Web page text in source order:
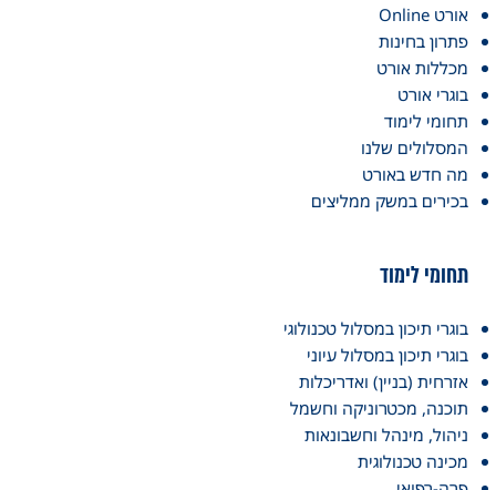
אורט Online
פתרון בחינות
מכללות אורט
בוגרי אורט
תחומי לימוד
המסלולים שלנו
מה חדש באורט
בכירים במשק ממליצים
תחומי לימוד
בוגרי תיכון במסלול טכנולוגי
בוגרי תיכון במסלול עיוני
אזרחית (בניין) ואדריכלות
תוכנה, מכטרוניקה וחשמל
ניהול, מינהל וחשבונאות
מכינה טכנולוגית